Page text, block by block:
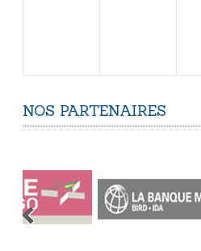
NOS PARTENAIRES